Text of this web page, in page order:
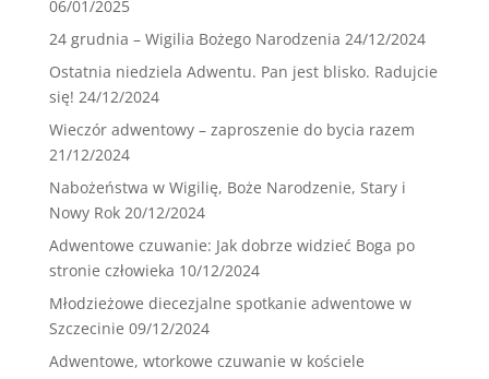
06/01/2025
24 grudnia – Wigilia Bożego Narodzenia 24/12/2024
Ostatnia niedziela Adwentu. Pan jest blisko. Radujcie
się! 24/12/2024
Wieczór adwentowy – zaproszenie do bycia razem
21/12/2024
Nabożeństwa w Wigilię, Boże Narodzenie, Stary i
Nowy Rok 20/12/2024
Adwentowe czuwanie: Jak dobrze widzieć Boga po
stronie człowieka 10/12/2024
Młodzieżowe diecezjalne spotkanie adwentowe w
Szczecinie 09/12/2024
Adwentowe, wtorkowe czuwanie w kościele